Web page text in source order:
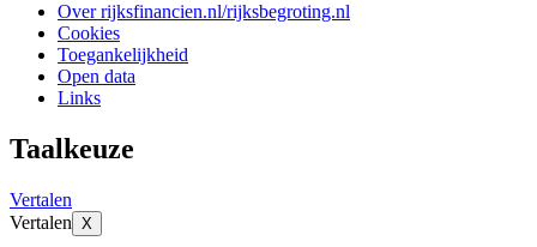
Over rijksfinancien.nl/rijksbegroting.nl
Cookies
Toegankelijkheid
Open data
Links
Taalkeuze
Vertalen
Vertalen X